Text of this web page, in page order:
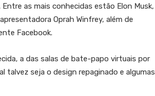
as mais conhecidas estão Elon Musk,
Oprah Winfrey, além de
Facebook.
a das salas de bate-papo virtuais por
talvez seja o design repaginado e algumas